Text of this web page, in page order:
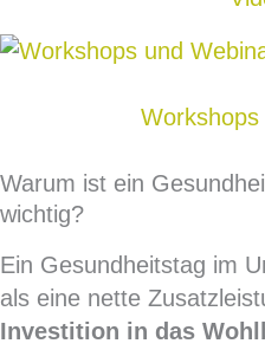
Warum ist ein
wichtig?
Ein Gesundheitstag im
als eine nette
Investition in das